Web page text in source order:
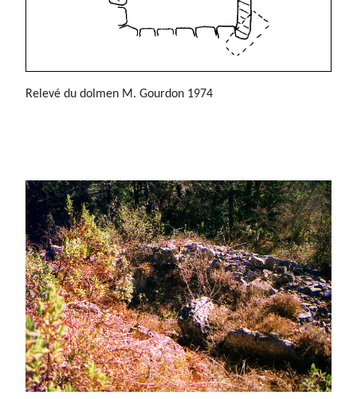
Relevé du dolmen M. Gourdon 1974